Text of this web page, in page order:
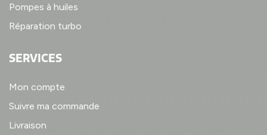
Pompes à huiles
Réparation turbo
SERVICES
Mon compte
Suivre ma commande
Livraison